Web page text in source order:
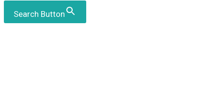
Search Button